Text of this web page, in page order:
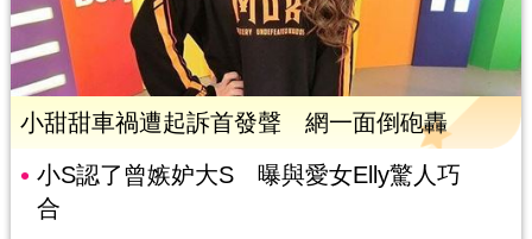
小甜甜車禍遭起訴首發聲 網一面倒砲轟
小S認了曾嫉妒大S 曝與愛女Elly驚人巧
合